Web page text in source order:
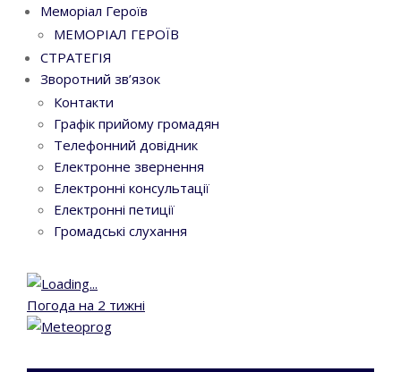
Меморіал Героїв
МЕМОРІАЛ ГЕРОЇВ
СТРАТЕГІЯ
Зворотний зв’язок
Контакти
Графік прийому громадян
Телефонний довідник
Електронне звернення
Електронні консультації
Електронні петиції
Громадські слухання
Погода на 2 тижні